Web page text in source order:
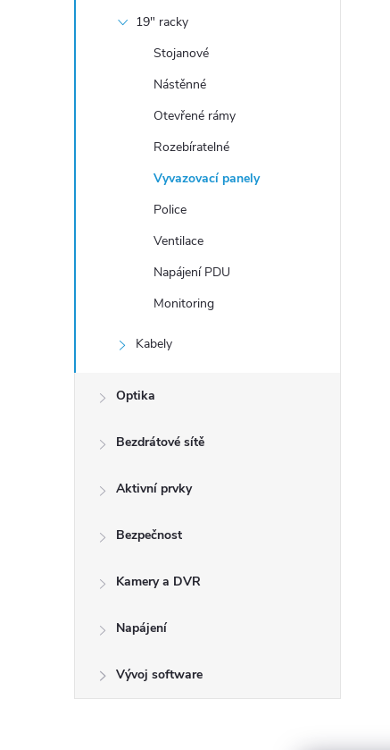
19" racky
Stojanové
Nástěnné
Otevřené rámy
Rozebíratelné
Vyvazovací panely
Police
Ventilace
Napájení PDU
Monitoring
Kabely
Optika
Bezdrátové sítě
Aktivní prvky
Bezpečnost
Kamery a DVR
Napájení
Vývoj software